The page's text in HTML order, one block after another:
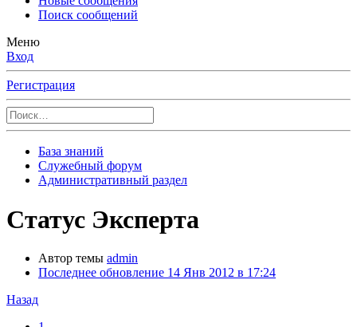
Поиск сообщений
Меню
Вход
Регистрация
База знаний
Служебный форум
Административный раздел
Статус Эксперта
Автор темы admin
Последнее обновление 14 Янв 2012 в 17:24
Назад